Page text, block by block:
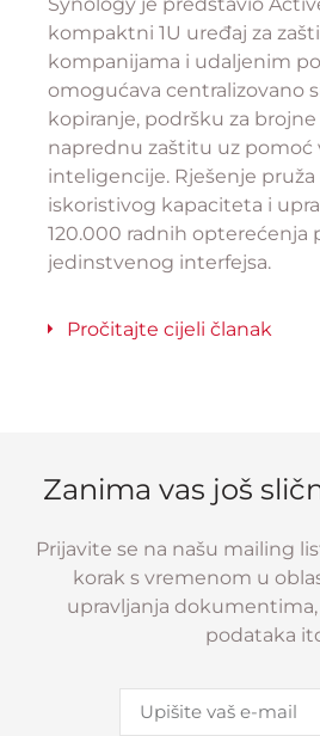
kompaktni 1U uređaj za
kompanijama i udaljenim
omogućava centralizovano
kopiranje, podršku za
naprednu zaštitu uz pomoć
inteligencije. Rješenje pruža
iskoristivog kapaciteta i
120.000 radnih opterećenja
jedinstvenog interfejsa.
Pročitajte cijeli članak
Zanima vas još
Prijavite se na našu mailing
korak s vremenom u
upravljanja
podataka